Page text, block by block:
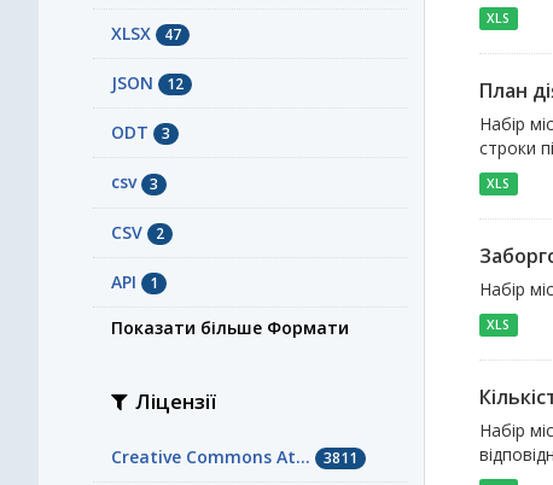
XLSX 47
JSON 12
ODT 3
сsv 3
СSV 2
API 1
Показати більше Формати
Ліцензії
Creative Commons At... 3811
XLS
План
Набір
строки
XLS
Набір
XLS
Набір